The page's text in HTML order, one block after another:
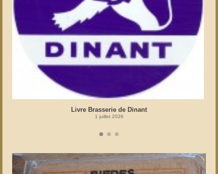
Livre Brasserie de Dinant
1 juillet 2026